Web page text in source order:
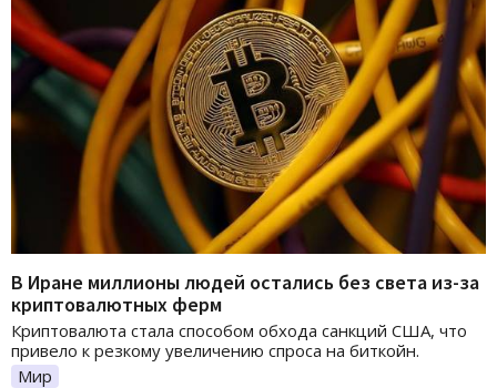
В Иране миллионы людей остались без света из-за
криптовалютных ферм
Криптовалюта стала способом обхода санкций США, что
привело к резкому увеличению спроса на биткойн.
Мир